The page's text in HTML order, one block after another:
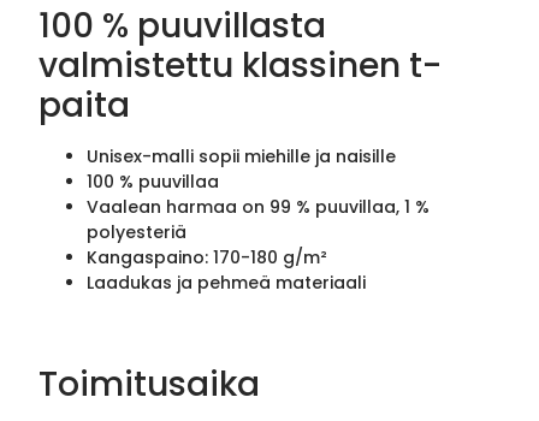
100 % puuvillasta
valmistettu klassinen t-
paita
Unisex-malli sopii miehille ja naisille
100 % puuvillaa
Vaalean harmaa on 99 % puuvillaa, 1 %
polyesteriä
Kangaspaino: 170-180 g/m²
Laadukas ja pehmeä materiaali
Toimitusaika